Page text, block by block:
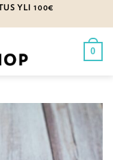
YLI 100€
0